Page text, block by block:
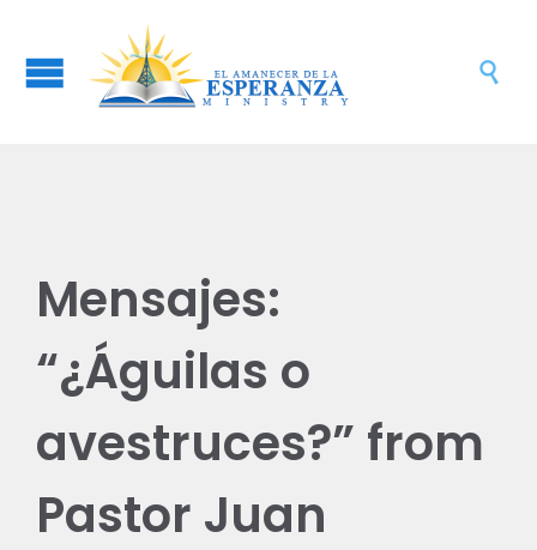

Mensajes:
“¿Águilas o
avestruces?” from
Pastor Juan